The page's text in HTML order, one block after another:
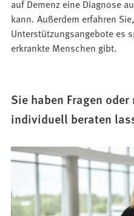
auf Demenz eine Diagnose
kann. Außerdem erfahren
Unterstützungsangebote es
erkrankte Menschen gibt.
Sie haben Fragen
individuell beraten